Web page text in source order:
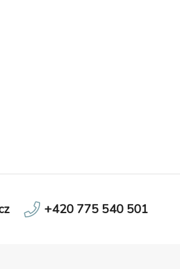
+420 775 540 501